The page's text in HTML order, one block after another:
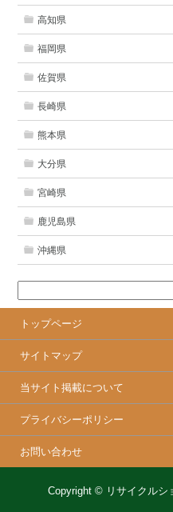
高知県
福岡県
佐賀県
長崎県
熊本県
大分県
宮崎県
鹿児島県
沖縄県
トップページ
サイトマップ
当サイト掲載について
プライバシーポリシー
お問い合わせ
Copyright © リサイクルシ